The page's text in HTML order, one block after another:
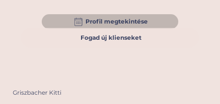
Profil megtekintése
Fogad új klienseket
Griszbacher Kitti